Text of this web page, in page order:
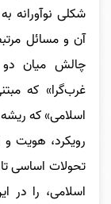
شکلی نوآورانه
آن و مسائل
چالش میان دو
غرب‌گرا» که
اسلامی» که
رویکرد، هویت و
تحولات اساسی
اسلامی، را در